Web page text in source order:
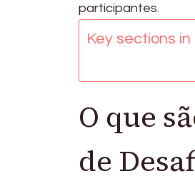
participantes.
Key sections
O que
de